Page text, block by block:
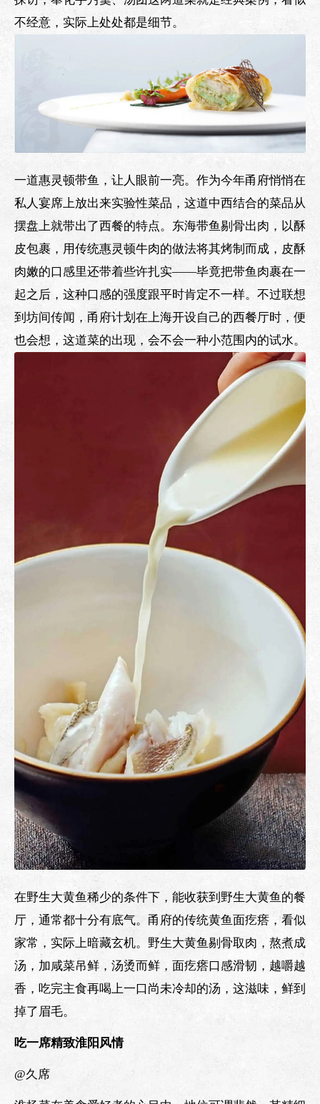
不经意，实际上处处都是细节。
一道惠灵顿带鱼，让人眼前一亮。作为今年甬府悄悄在
私人宴席上放出来实验性菜品，这道中西结合的菜品从
摆盘上就带出了西餐的特点。东海带鱼剔骨出肉，以酥
皮包裹，用传统惠灵顿牛肉的做法将其烤制而成，皮酥
肉嫩的口感里还带着些许扎实——毕竟把带鱼肉裹在一
起之后，这种口感的强度跟平时肯定不一样。不过联想
到坊间传闻，甬府计划在上海开设自己的西餐厅时，便
也会想，这道菜的出现，会不会一种小范围内的试水。
在野生大黄鱼稀少的条件下，能收获到野生大黄鱼的餐
厅，通常都十分有底气。甬府的传统黄鱼面疙瘩，看似
家常，实际上暗藏玄机。野生大黄鱼剔骨取肉，熬煮成
汤，加咸菜吊鲜，汤烫而鲜，面疙瘩口感滑韧，越嚼越
香，吃完主食再喝上一口尚未冷却的汤，这滋味，鲜到
掉了眉毛。
吃一席精致淮阳风情
@久席